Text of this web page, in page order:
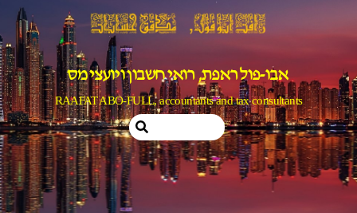
אבו-פול ראפת, רואי חשבון ויועצי מס
RAAFAT ABO-FULL, accountants and tax consultants